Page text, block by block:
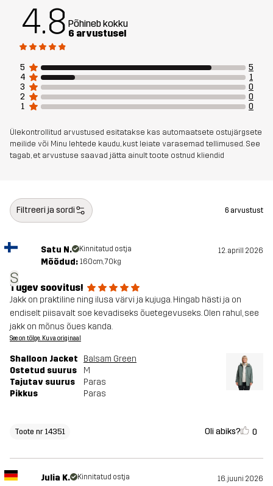
4.8 Põhineb kokku
6 arvustusel
5
5
4
1
3
0
2
0
1
0
Ülekontrollitud arvustused esitatakse kas automaatsete ostujärgsete
meilide või Minu lehtede kaudu, kust leiate varasemad tellimused. See
tagab, et arvustuse saavad jätta ainult toote ostnud kliendid
Filtreeri ja sordi 6 arvustust
S
Satu N. Kinnitatud ostja 12. aprill 2026
Mõõdud: 160cm, 70kg
Tugev soovitus!
Jakk on praktiline ning ilusa värvi ja kujuga. Hingab hästi ja on
endiselt piisavalt soe kevadiseks õuetegevuseks. Olen rahul, see
jakk on mõnus õues kanda.
See on tõlge. Kuva originaal
Shalloon Jacket
Balsam Green
Ostetud suurus
M
Tajutav suurus
Paras
Pikkus
Paras
Toote nr 14351 Oli abiks? 0
Julia K. Kinnitatud ostja 16. juuni 2026